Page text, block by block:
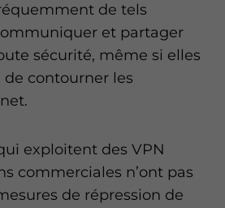
de tels
et partager
sécurité, même si elles
de contourner les
exploitent des VPN
commerciales n’ont pas
de répression de